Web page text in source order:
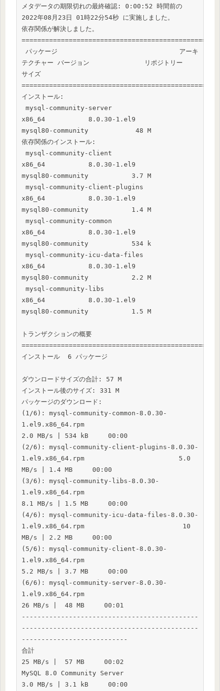
メタデータの期限切れの最終確認: 0:00:52 時間前の
2022年08月23日 01時22分54秒 に実施しました。
依存関係が解決しました。
テクチャー バージョン              リポジトリー
サイズ
インストール:
x86_64           8.0.30-1.el9
mysql80-community            48 M
依存関係のインストール:
x86_64           8.0.30-1.el9
mysql80-community           3.7 M
x86_64           8.0.30-1.el9
mysql80-community           1.4 M
x86_64           8.0.30-1.el9
mysql80-community           534 k
x86_64           8.0.30-1.el9
mysql80-community           2.2 M
x86_64           8.0.30-1.el9
mysql80-community           1.5 M
トランザクションの概要
インストール  6 パッケージ
ダウンロードサイズの合計: 57 M
インストール後のサイズ: 331 M
パッケージのダウンロード:
(1/6): mysql-community-common-8.0.30-
1.el9.x86_64.rpm
2.0 MB/s | 534 kB     00:00
(2/6): mysql-community-client-plugins-8.0.30-
1.el9.x86_64.rpm                        5.0
MB/s | 1.4 MB     00:00
(3/6): mysql-community-libs-8.0.30-
1.el9.x86_64.rpm
8.1 MB/s | 1.5 MB     00:00
(4/6): mysql-community-icu-data-files-8.0.30-
1.el9.x86_64.rpm                         10
MB/s | 2.2 MB     00:00
(5/6): mysql-community-client-8.0.30-
1.el9.x86_64.rpm
5.2 MB/s | 3.7 MB     00:00
(6/6): mysql-community-server-8.0.30-
1.el9.x86_64.rpm
26 MB/s |  48 MB     00:01
---------------------------------------------
---------------------------------------------
---------------------------
合計
25 MB/s |  57 MB     00:02
MySQL 8.0 Community Server
3.0 MB/s | 3.1 kB     00:00